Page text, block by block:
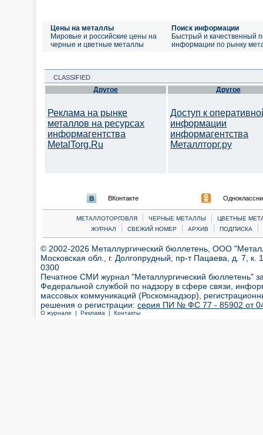
Цены на металлы
Мировые и российские цены на
черные и цветные металлы
Поиск информации
Быстрый и качественный
информации по рынку
CLASSIFIED
Другое
Реклама на рынке
металлов на ресурсах
информагентства
MetalTorg.Ru
Другое
Доступ к
информации
информагентства
Металлторг.ру
ВКонтакте
МЕТАЛЛОТОРГОВЛЯ | ЧЕРНЫЕ МЕТАЛЛЫ |
ЦВЕТНЫЕ
ЖУРНАЛ
| СВЕЖИЙ НОМЕР | АРХИВ | ПОДПИСКА |
© 2002-2026 Металлургический бюллетень, ООО
Московская обл., г. Долгопрудный, пр-т Пацаева, д. 7,
0300
Печатное СМИ журнал "Металлургический бюллетень"
Федеральной службой по надзору в сфере связи,
массовых коммуникаций (Роскомнадзор),
решения о регистрации: серия ПИ № ФС 77 - 85902 от 04
О журнале | Реклама | Контакты